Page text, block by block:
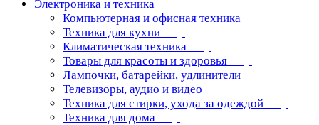
Электроника и техника
Компьютерная и офисная техника
Техника для кухни
Климатическая техника
Товары для красоты и здоровья
Лампочки, батарейки, удлинители
Телевизоры, аудио и видео
Техника для стирки, ухода за одеждой
Техника для дома